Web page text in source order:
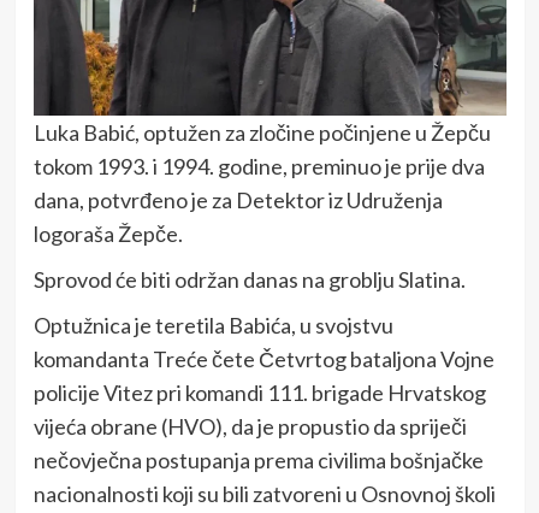
Luka Babić, optužen za zločine počinjene u Žepču
tokom 1993. i 1994. godine, preminuo je prije dva
dana, potvrđeno je za Detektor iz Udruženja
logoraša Žepče.
Sprovod će biti održan danas na groblju Slatina.
Optužnica je teretila Babića, u svojstvu
komandanta Treće čete Četvrtog bataljona Vojne
policije Vitez pri komandi 111. brigade Hrvatskog
vijeća obrane (HVO), da je propustio da spriječi
nečovječna postupanja prema civilima bošnjačke
nacionalnosti koji su bili zatvoreni u Osnovnoj školi